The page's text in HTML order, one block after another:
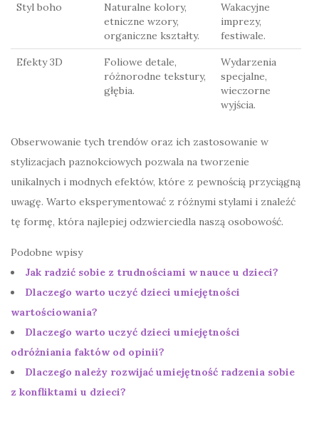
Styl boho
Naturalne kolory,
etniczne wzory,
organiczne kształty.
Wakacyjne
imprezy,
festiwale.
Efekty 3D
Foliowe detale,
różnorodne tekstury,
głębia.
Wydarzenia
specjalne,
wieczorne
wyjścia.
Obserwowanie tych trendów oraz ich zastosowanie w
stylizacjach paznokciowych pozwala na tworzenie
unikalnych i modnych efektów, które z pewnością przyciągną
uwagę. Warto eksperymentować z różnymi stylami i znaleźć
tę formę, która najlepiej odzwierciedla naszą osobowość.
Podobne wpisy
Jak radzić sobie z trudnościami w nauce u dzieci?
Dlaczego warto uczyć dzieci umiejętności
wartościowania?
Dlaczego warto uczyć dzieci umiejętności
odróżniania faktów od opinii?
Dlaczego należy rozwijać umiejętność radzenia sobie
z konfliktami u dzieci?